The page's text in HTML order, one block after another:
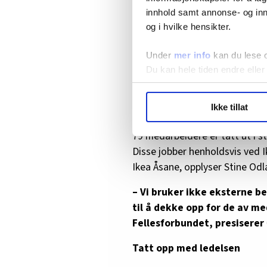
innhold samt annonse- og
og i hvilke hensikter.
Under mer info kan du lese
Du kan hele tiden endre
hvordan våre nettsider blir
annonsering. Disse er
Ikke tillat
– Vi ser oss nødt til å
saken, og mener at våre
gjeldende regler og etikk,
I tillegg til streiken blant
ansatte i restauranter og
79 medarbeidere er tatt ut i
Disse jobber henholdsvis ved
Ikea Åsane, opplyser Stine
– Vi bruker ikke eksterne
til å dekke opp for de av
Fellesforbundet, presiserer
Tatt opp med ledelsen